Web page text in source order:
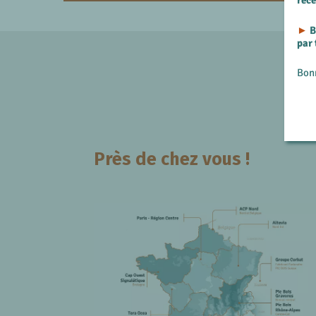
Près de chez vous !
►
par